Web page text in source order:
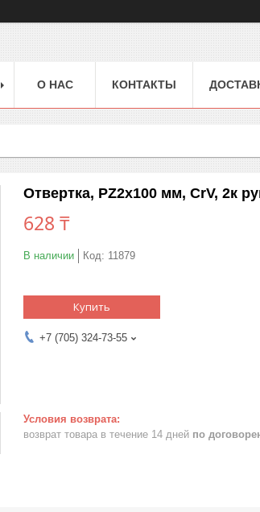
О НАС КОНТАКТЫ
Отвертка, PZ2х100 мм, CrV, 2к
628 ₸
В наличии Код: 11879
Купить
+7 (705) 324-73-55
возврат товара в течение 14 дней по